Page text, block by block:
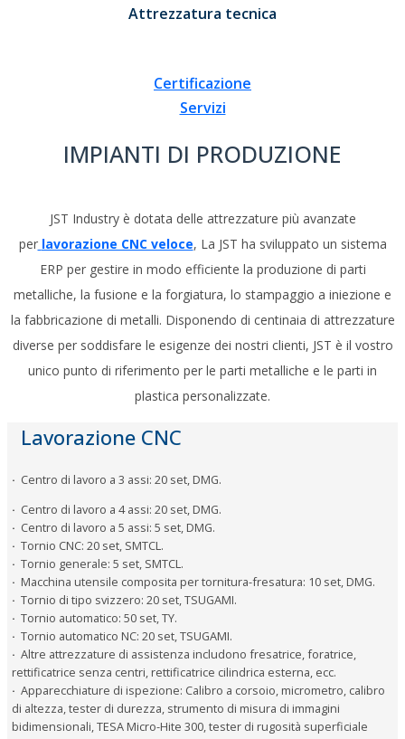
Attrezzatura tecnica
Certificazione
Servizi
IMPIANTI DI PRODUZIONE
JST Industry è dotata delle attrezzature più avanzate
per lavorazione CNC veloce, La JST ha sviluppato un sistema
ERP per gestire in modo efficiente la produzione di parti
metalliche, la fusione e la forgiatura, lo stampaggio a iniezione e
la fabbricazione di metalli. Disponendo di centinaia di attrezzature
diverse per soddisfare le esigenze dei nostri clienti, JST è il vostro
unico punto di riferimento per le parti metalliche e le parti in
plastica personalizzate.
Lavorazione CNC
· Centro di lavoro a 3 assi: 20 set, DMG.
· Centro di lavoro a 4 assi: 20 set, DMG.
· Centro di lavoro a 5 assi: 5 set, DMG.
· Tornio CNC: 20 set, SMTCL.
· Tornio generale: 5 set, SMTCL.
· Macchina utensile composita per tornitura-fresatura: 10 set, DMG.
· Tornio di tipo svizzero: 20 set, TSUGAMI.
· Tornio automatico: 50 set, TY.
· Tornio automatico NC: 20 set, TSUGAMI.
· Altre attrezzature di assistenza includono fresatrice, foratrice,
rettificatrice senza centri, rettificatrice cilindrica esterna, ecc.
· Apparecchiature di ispezione: Calibro a corsoio, micrometro, calibro
di altezza, tester di durezza, strumento di misura di immagini
bidimensionali, TESA Micro-Hite 300, tester di rugosità superficiale